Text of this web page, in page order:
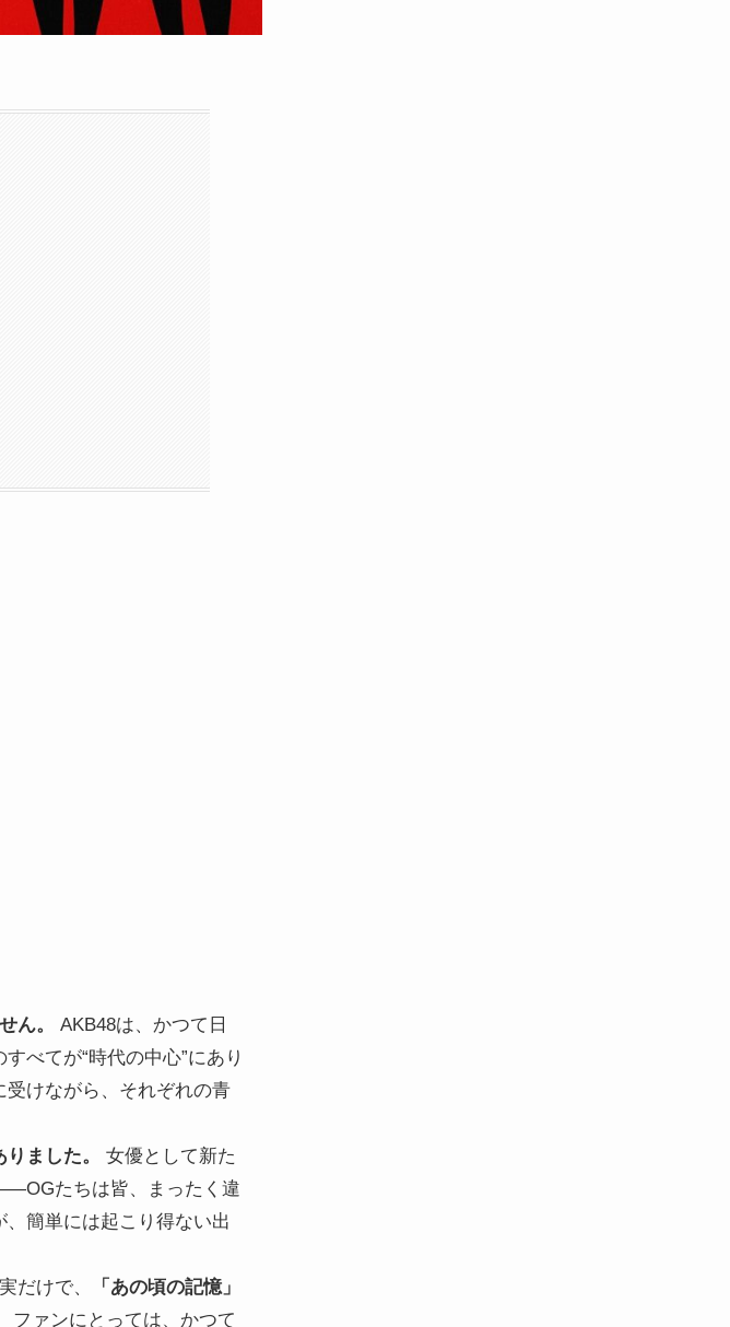
ん。
AKB48は、かつて日
べてが“時代の中心”にあり
けながら、それぞれの青
ました。
女優として新た
たちは皆、まったく違
簡単には起こり得ない出
だけで、
「あの頃の記憶」
ファンにとっては、かつて